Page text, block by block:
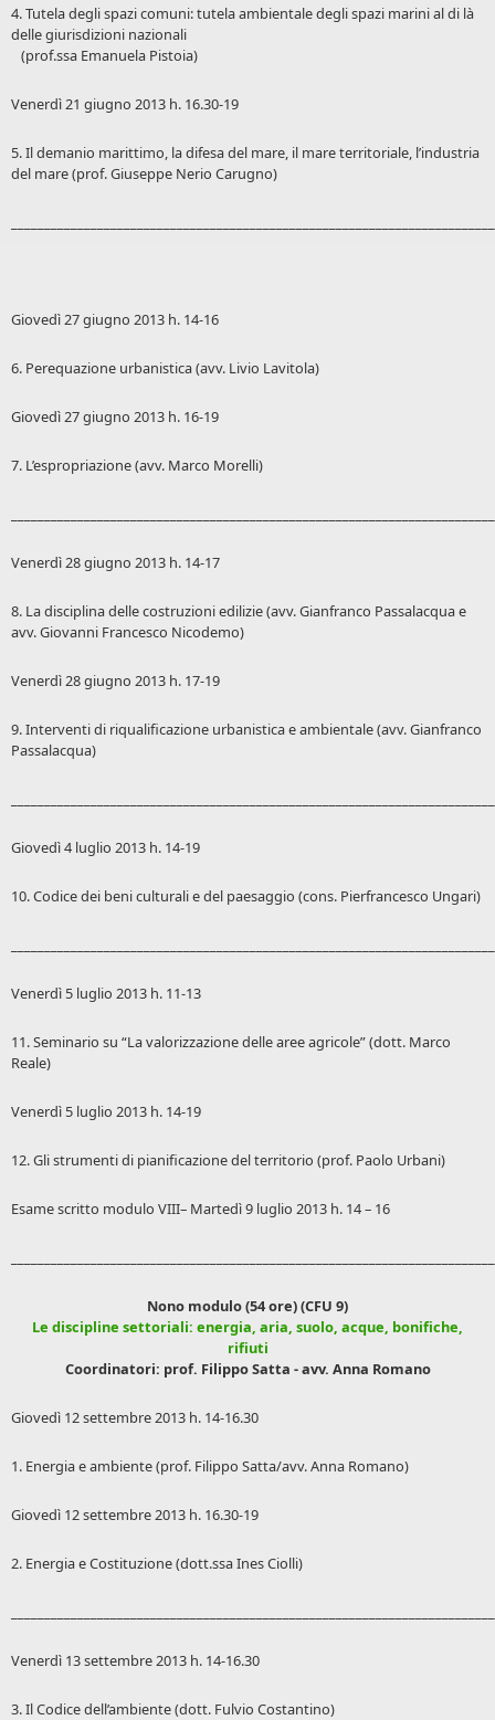
4. Tutela degli spazi comuni: tutela ambientale degli spazi marini al di là
delle giurisdizioni nazionali
(prof.ssa Emanuela Pistoia)
Venerdì 21 giugno 2013 h. 16.30-19
5. Il demanio marittimo, la difesa del mare, il mare territoriale, l’industria
del mare (prof. Giuseppe Nerio Carugno)
Giovedì 27 giugno 2013 h. 14-16
6. Perequazione urbanistica (avv. Livio Lavitola)
Giovedì 27 giugno 2013 h. 16-19
7. L’espropriazione (avv. Marco Morelli)
Venerdì 28 giugno 2013 h. 14-17
8. La disciplina delle costruzioni edilizie (avv. Gianfranco Passalacqua e
avv. Giovanni Francesco Nicodemo)
Venerdì 28 giugno 2013 h. 17-19
9. Interventi di riqualificazione urbanistica e ambientale (avv. Gianfranco
Passalacqua)
Giovedì 4 luglio 2013 h. 14-19
10. Codice dei beni culturali e del paesaggio (cons. Pierfrancesco Ungari)
Venerdì 5 luglio 2013 h. 11-13
11. Seminario su “La valorizzazione delle aree agricole” (dott. Marco
Reale)
Venerdì 5 luglio 2013 h. 14-19
12. Gli strumenti di pianificazione del territorio (prof. Paolo Urbani)
Esame scritto modulo VIII– Martedì 9 luglio 2013 h. 14 – 16
Nono modulo (54 ore) (CFU 9)
Le discipline settoriali: energia, aria, suolo, acque, bonifiche,
rifiuti
Coordinatori: prof. Filippo Satta - avv. Anna Romano
Giovedì 12 settembre 2013 h. 14-16.30
1. Energia e ambiente (prof. Filippo Satta/avv. Anna Romano)
Giovedì 12 settembre 2013 h. 16.30-19
2. Energia e Costituzione (dott.ssa Ines Ciolli)
Venerdì 13 settembre 2013 h. 14-16.30
3. Il Codice dell’ambiente (dott. Fulvio Costantino)